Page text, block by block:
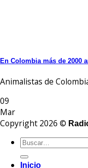
En Colombia más de 2000
Animalistas de
09
Mar
Copyright 2026 ©
Inicio